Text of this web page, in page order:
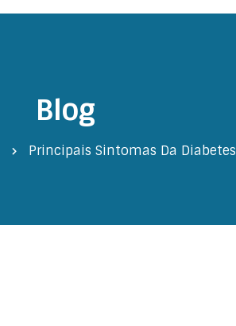
Blog
Principais Sintomas Da Diabetes